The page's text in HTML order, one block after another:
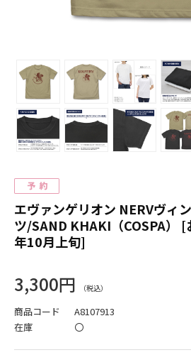
エヴァンゲリオン NERVヴィ
ツ/SAND KHAKI（COSPA）
年10月上旬]
3,300円
商品コード
A8107913
在庫
〇